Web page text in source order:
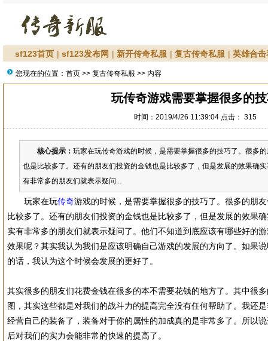
sf123首页 | sf123发布网 | 新开传奇私服 | 复古传奇私服 | 英雄合击
您现在的位置： 首页 >> 复古传奇私服 >> 内容
玩传奇游戏需要掌握很多的
时间：2019/4/26 11:39:04 点击： 315
核心提示： 玩家在玩传奇游戏的时候，是需要掌握很多的技巧了。很多
也是比较多了。还有的朋友们投资的金钱也是比较多了，但是发展的效果确
有非常多的朋友们就表示疑问...
玩家在玩传奇游戏的时候，是需要掌握很多的技巧了。很多的朋
比较多了。还有的朋友们投资的金钱也是比较多了，但是发展的效果
实有非常多的朋友们就表示疑问了。他们不知道到底应该有哪些好的
效果呢？其实我认为我们是应该明确自己游戏的发展的方向了。如果
的话，我认为这个时候会发展的更好了。
其实很多的朋友们花费金钱在很多的本不需要花钱的地方了。其中很
图，其实这些都是对我们的战斗力的提高完全没有任何帮助了。我还
经营自己的装备了，装备对于你的属性的加成真的是非常多了。所以
后对我们的实力会能非常的快速的提高了。